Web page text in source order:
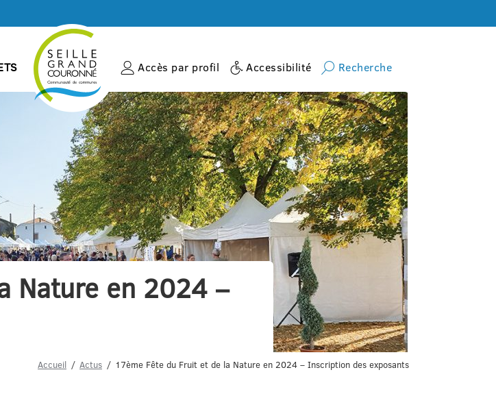
Accès par profil Accessibilité Recherche
Nature en 2024 –
Accueil Actus 17ème Fête du Fruit et de la Nature en 2024 – Inscription des exposants